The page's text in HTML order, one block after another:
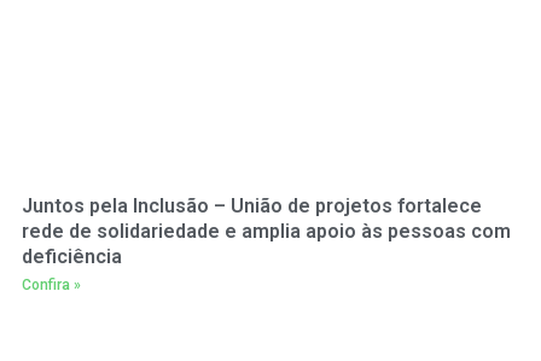
Juntos pela Inclusão – União de projetos fortalece
rede de solidariedade e amplia apoio às pessoas com
deficiência
Confira »